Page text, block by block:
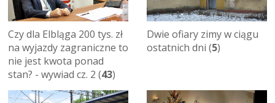
Czy dla Elbląga 200 tys. zł
na wyjazdy zagraniczne to
nie jest kwota ponad
stan? - wywiad cz. 2 (43)
Dwie ofiary zimy w ciągu
ostatnich dni (5)